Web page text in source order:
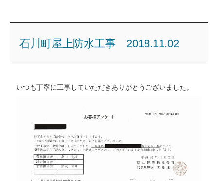
石川町屋上防水工事 2018.11.02
いつも丁寧に工事していただきありがとうございました。